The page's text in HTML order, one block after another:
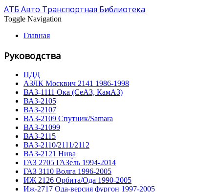
АТБ Авто Транспортная Библиотека
Toggle Navigation
Главная
Руководства
ПДД
АЗЛК Москвич 2141 1986-1998
ВА3-1111 Ока (СеАЗ, КамАЗ)
ВА3-2105
ВА3-2107
ВА3-2109 Спутник/Samara
ВА3-21099
ВА3-2115
ВА3-2110/2111/2112
ВА3-2121 Нива
ГАЗ 2705 ГАЗе́ль 1994-2014
ГАЗ 3110 Волга 1996-2005
ИЖ 2126 Орбита/Ода 1990-2005
Иж-2717 Ода-версия фургон 1997-2005